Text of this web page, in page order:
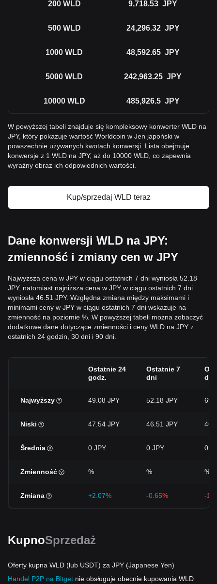
200 WLD 9,718.53 JPY
500 WLD 24,296.32 JPY
1000 WLD 48,592.65 JPY
5000 WLD 242,963.25 JPY
10000 WLD 485,926.5 JPY
W powyższej tabeli znajduje się kompleksowy konwerter WLD na
JPY, który pokazuje wartość Worldcoin w Jen japoński w
powszechnie używanych kwotach konwersji. Lista obejmuje
konwersje z 1 WLD na JPY, aż do 10000 WLD, co zapewnia
wyraźny obraz ich odpowiednich wartości.
Kup/sprzedaj WLD teraz
Dane konwersji WLD na JPY:
zmienność i zmiany cen w JPY
Najwyższa cena w JPY w ciągu ostatnich 7 dni wyniosła 52.18
JPY, natomiast najniższa cena w JPY w ciągu ostatnich 7 dni
wyniosła 46.51 JPY. Względna zmiana między maksimami i
minimami ceny w JPY w ciągu ostatnich 7 dni wskazuje na
zmienność na poziomie %. W powyższej tabeli można zobaczyć
dodatkowe dane dotyczące zmienności i ceny WLD na JPY z
ostatnich 24 godzin, 30 dni i 90 dni.
Ostatnie 24
godz.
Ostatnie 7
dni
dni
Najwyższy 49.08 JPY 52.18 JPY
Niski 47.54 JPY 46.51 JPY
Średnia 0 JPY 0 JPY 0
Zmienność % % %
Zmiana +2.07% -0.65% -
KupnoSprzedaż
Oferty kupna WLD (lub USDT) za JPY (Japanese Yen)
Handel P2P na Bitget nie obsługuje obecnie kupowania WLD